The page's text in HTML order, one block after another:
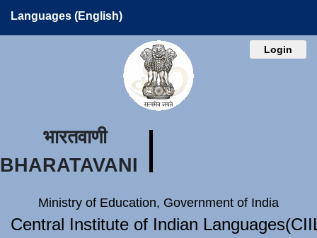
Languages (English)
Login
भारतवाणी
BHARATAVANI
Ministry of Education, Government of India
Central Institute of Indian